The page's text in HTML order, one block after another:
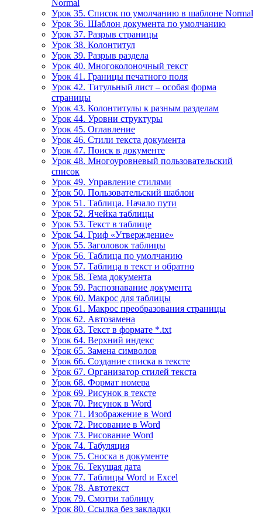
Normal
Урок 35. Список по умолчанию в шаблоне Normal
Урок 36. Шаблон документа по умолчанию
Урок 37. Разрыв страницы
Урок 38. Колонтитул
Урок 39. Разрыв раздела
Урок 40. Многоколоночный текст
Урок 41. Границы печатного поля
Урок 42. Титульный лист – особая форма
страницы
Урок 43. Колонтитулы к разным разделам
Урок 44. Уровни структуры
Урок 45. Оглавление
Урок 46. Стили текста документа
Урок 47. Поиск в документе
Урок 48. Многоуровневый пользовательский
список
Урок 49. Управление стилями
Урок 50. Пользовательский шаблон
Урок 51. Таблица. Начало пути
Урок 52. Ячейка таблицы
Урок 53. Текст в таблице
Урок 54. Гриф «Утверждение»
Урок 55. Заголовок таблицы
Урок 56. Таблица по умолчанию
Урок 57. Таблица в текст и обратно
Урок 58. Тема документа
Урок 59. Распознавание документа
Урок 60. Макрос для таблицы
Урок 61. Макрос преобразования страницы
Урок 62. Автозамена
Урок 63. Текст в формате *.txt
Урок 64. Верхний индекс
Урок 65. Замена символов
Урок 66. Создание списка в тексте
Урок 67. Организатор стилей текста
Урок 68. Формат номера
Урок 69. Рисунок в тексте
Урок 70. Рисунок в Word
Урок 71. Изображение в Word
Урок 72. Рисование в Word
Урок 73. Рисование Word
Урок 74. Табуляция
Урок 75. Сноска в документе
Урок 76. Текущая дата
Урок 77. Таблицы Word и Excel
Урок 78. Автотекст
Урок 79. Смотри таблицу
Урок 80. Ссылка без закладки